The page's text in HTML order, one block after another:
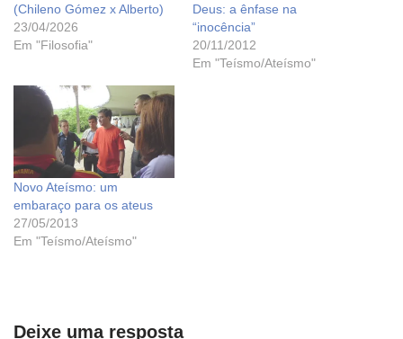
(Chileno Gómez x Alberto)
23/04/2026
Em "Filosofia"
Deus: a ênfase na
“inocência”
20/11/2012
Em "Teísmo/Ateísmo"
Novo Ateísmo: um
embaraço para os ateus
27/05/2013
Em "Teísmo/Ateísmo"
Deixe uma resposta